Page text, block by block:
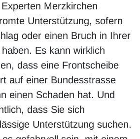
Merzkirchen
Unterstützung, sofern
oder einen Bruch in Ihrer
Es kann wirklich
dass eine Frontscheibe
auf einer Bundesstrasse
einen Schaden hat. Und
dass Sie sich
Unterstützung suchen.